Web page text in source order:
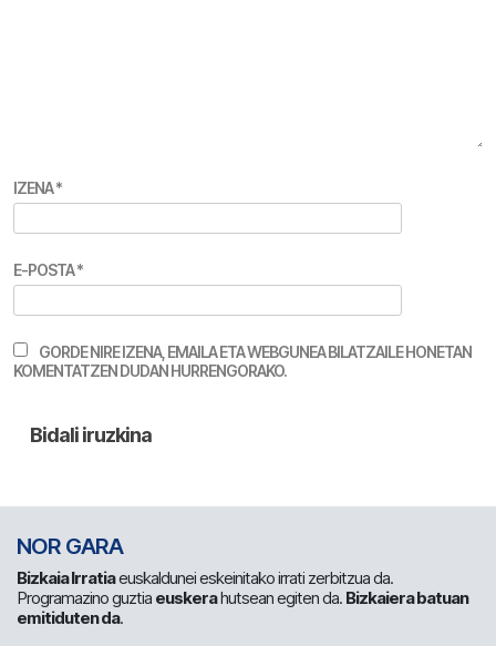
IZENA*
E-POSTA*
GORDE NIRE IZENA, EMAILA ETA WEBGUNEA BILATZAILE HONETAN
KOMENTATZEN DUDAN HURRENGORAKO.
NOR GARA
Bizkaia Irratiaeuskaldunei eskeinitako irrati zerbitzua da.
Programazino guztia euskerahutsean egiten da. Bizkaiera batuan
emitiduten da.